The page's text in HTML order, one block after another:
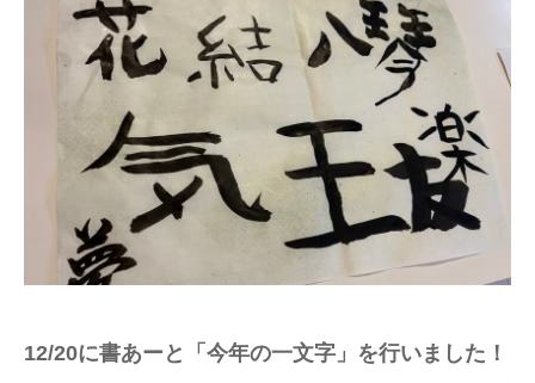
12/20に書あーと「今年の一文字」を行いました！
ご利用料金
よくあるご質問
アクセス